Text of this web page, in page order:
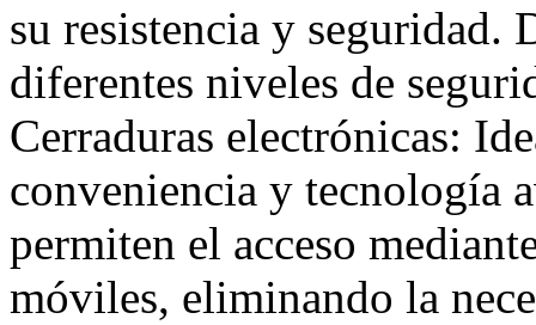
su resistencia y seguridad.
diferentes niveles de
Cerraduras electrónicas:
conveniencia y tecnología
permiten el acceso
móviles, eliminando la